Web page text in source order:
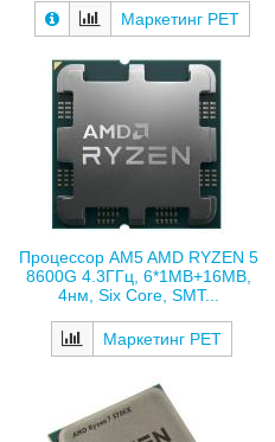
Маркетинг РЕТ
Процессор AM5 AMD RYZEN 5
8600G 4.3ГГц, 6*1MB+16MB,
4нм, Six Core, SMT...
Маркетинг РЕТ